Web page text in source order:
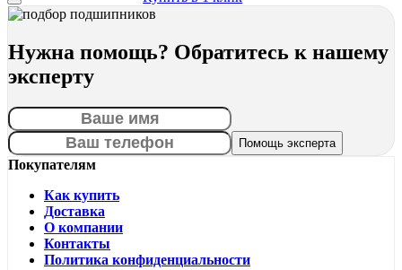
Нужна помощь? Обратитесь к нашему
эксперту
Покупателям
Как купить
Доставка
О компании
Контакты
Политика конфиденциальности